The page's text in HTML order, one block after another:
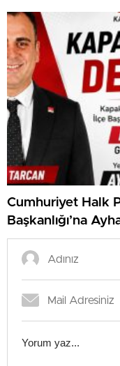
Cumhuriyet Halk
Başkanlığı’na